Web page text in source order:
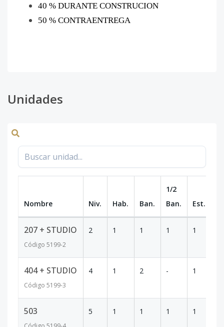
40 % DURANTE CONSTRUCION
50 % CONTRAENTREGA
Unidades
Nombre Niv. Hab. Ban.
1/2
Ban.
Est.
207 + STUDIO
Código 5199-2
2 1 1 1 1
404 + STUDIO
Código 5199-3
4 1 2 - 1
503 5 1 1 1 1